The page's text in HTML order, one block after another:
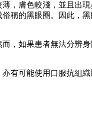
，膚色較淺，並且出
稱的黑眼圈。因此，
，如果患者無法分辨
有可能使用口服抗組